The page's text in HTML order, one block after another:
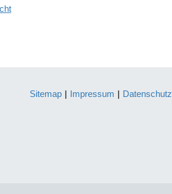
Sitemap | Impressum | Datenschutz